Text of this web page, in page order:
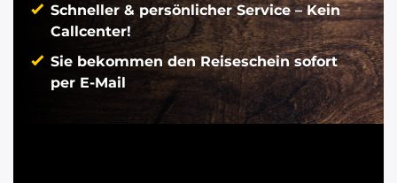
Schneller & persönlicher Service – Kein
Callcenter!
Sie bekommen den Reiseschein sofort
per E-Mail